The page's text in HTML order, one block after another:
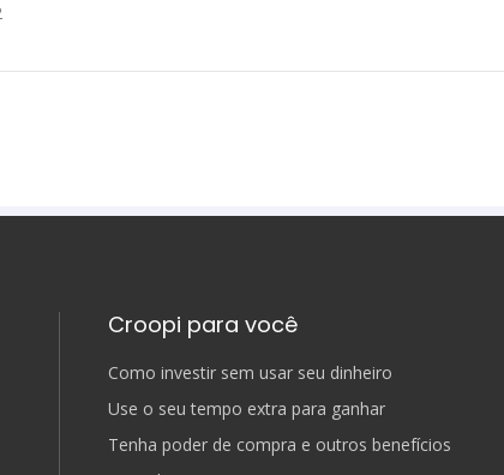
Croopi para você
Como investir sem usar seu dinheiro
Use o seu tempo extra para ganhar
Tenha poder de compra e outros benefícios